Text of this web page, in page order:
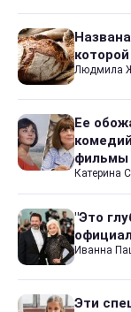
Людмила
Ее
фильмы
Катерина
"Это
Иванна
Эти